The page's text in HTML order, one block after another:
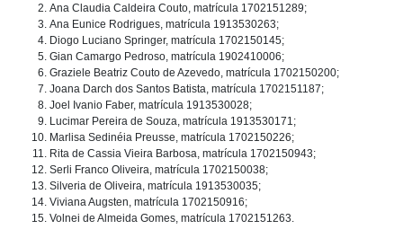
Ana Claudia Caldeira Couto, matrícula 1702151289;
Ana Eunice Rodrigues, matrícula 1913530263;
Diogo Luciano Springer, matrícula 1702150145;
Gian Camargo Pedroso, matrícula 1902410006;
Graziele Beatriz Couto de Azevedo, matrícula 1702150200;
Joana Darch dos Santos Batista, matrícula 1702151187;
Joel Ivanio Faber, matrícula 1913530028;
Lucimar Pereira de Souza, matrícula 1913530171;
Marlisa Sedinéia Preusse, matrícula 1702150226;
Rita de Cassia Vieira Barbosa, matrícula 1702150943;
Serli Franco Oliveira, matrícula 1702150038;
Silveria de Oliveira, matrícula 1913530035;
Viviana Augsten, matrícula 1702150916;
Volnei de Almeida Gomes, matrícula 1702151263.